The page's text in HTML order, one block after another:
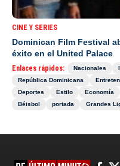
CINE Y SERIES
Dominican Film Festival
éxito en el United Palace
Enlaces rápidos: Nacionales
República Dominicana
Deportes
Estilo Economía
Béisbol
portada Grandes